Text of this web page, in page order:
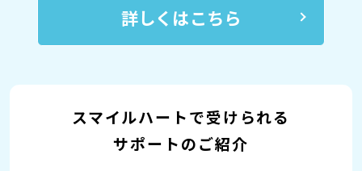
詳しくはこちら
スマイルハートで受けられる
サポートのご紹介